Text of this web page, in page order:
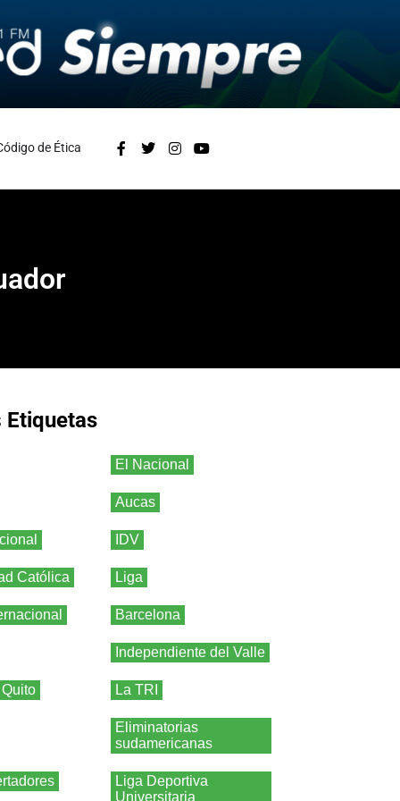
de Ética
Etiquetas
El Nacional
Aucas
IDV
Católica Liga
Barcelona
Independiente del Valle
La TRI
Eliminatorias
sudamericanas
Liga Deportiva
Universitaria